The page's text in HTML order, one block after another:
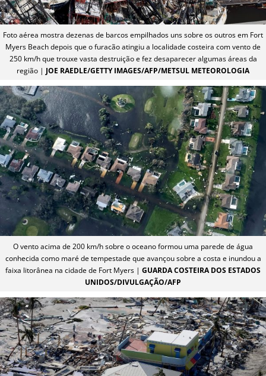
Foto aérea mostra dezenas de barcos empilhados uns sobre os outros em Fort
Myers Beach depois que o furacão atingiu a localidade costeira com vento de
250 km/h que trouxe vasta destruição e fez desaparecer algumas áreas da
região | JOE RAEDLE/GETTY IMAGES/AFP/METSUL METEOROLOGIA
O vento acima de 200 km/h sobre o oceano formou uma parede de água
conhecida como maré de tempestade que avançou sobre a costa e inundou a
faixa litorânea na cidade de Fort Myers | GUARDA COSTEIRA DOS ESTADOS
UNIDOS/DIVULGAÇÃO/AFP